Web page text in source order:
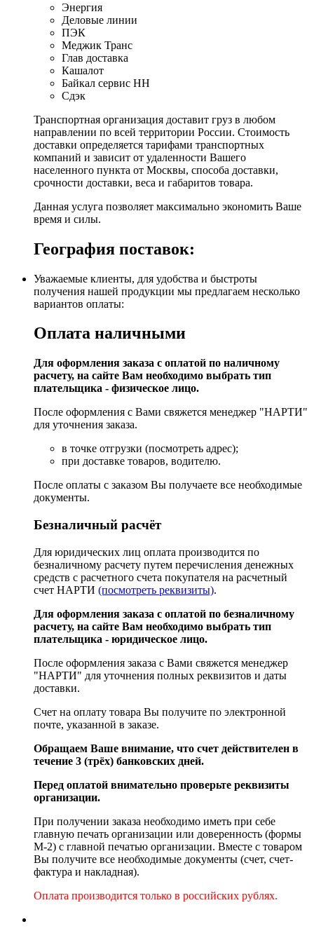
Энергия
Деловые линии
ПЭК
Меджик Транс
Глав доставка
Кашалот
Байкал сервис НН
Сдэк
Транспортная организация доставит груз в любом
направлении по всей территории России. Стоимость
доставки определяется тарифами транспортных
компаний и зависит от удаленности Вашего
населенного пункта от Москвы, способа доставки,
срочности доставки, веса и габаритов товара.
Данная услуга позволяет максимально экономить Ваше
время и силы.
География поставок:
Уважаемые клиенты, для удобства и быстроты
получения нашей продукции мы предлагаем несколько
вариантов оплаты:
Оплата наличными
Для оформления заказа с оплатой по наличному
расчету, на сайте Вам необходимо выбрать тип
плательщика - физическое лицо.
После оформления с Вами свяжется менеджер "НАРТИ"
для уточнения заказа.
в точке отгрузки (посмотреть адрес);
при доставке товаров, водителю.
После оплаты с заказом Вы получаете все необходимые
документы.
Безналичный расчёт
Для юридических лиц оплата производится по
безналичному расчету путем перечисления денежных
средств с расчетного счета покупателя на расчетный
счет НАРТИ (посмотреть реквизиты).
Для оформления заказа с оплатой по безналичному
расчету, на сайте Вам необходимо выбрать тип
плательщика - юридическое лицо.
После оформления заказа с Вами свяжется менеджер
"НАРТИ" для уточнения полных реквизитов и даты
доставки.
Счет на оплату товара Вы получите по электронной
почте, указанной в заказе.
Обращаем Ваше внимание, что счет действителен в
течение 3 (трёх) банковских дней.
Перед оплатой внимательно проверьте реквизиты
организации.
При получении заказа необходимо иметь при себе
главную печать организации или доверенность (формы
М-2) с главной печатью организации. Вместе с товаром
Вы получите все необходимые документы (счет, счет-
фактура и накладная).
Оплата производится только в российских рублях.